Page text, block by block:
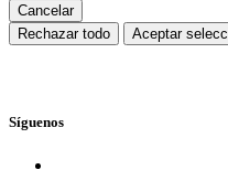
Cancelar
Rechazar todo
Aceptar
Síguenos